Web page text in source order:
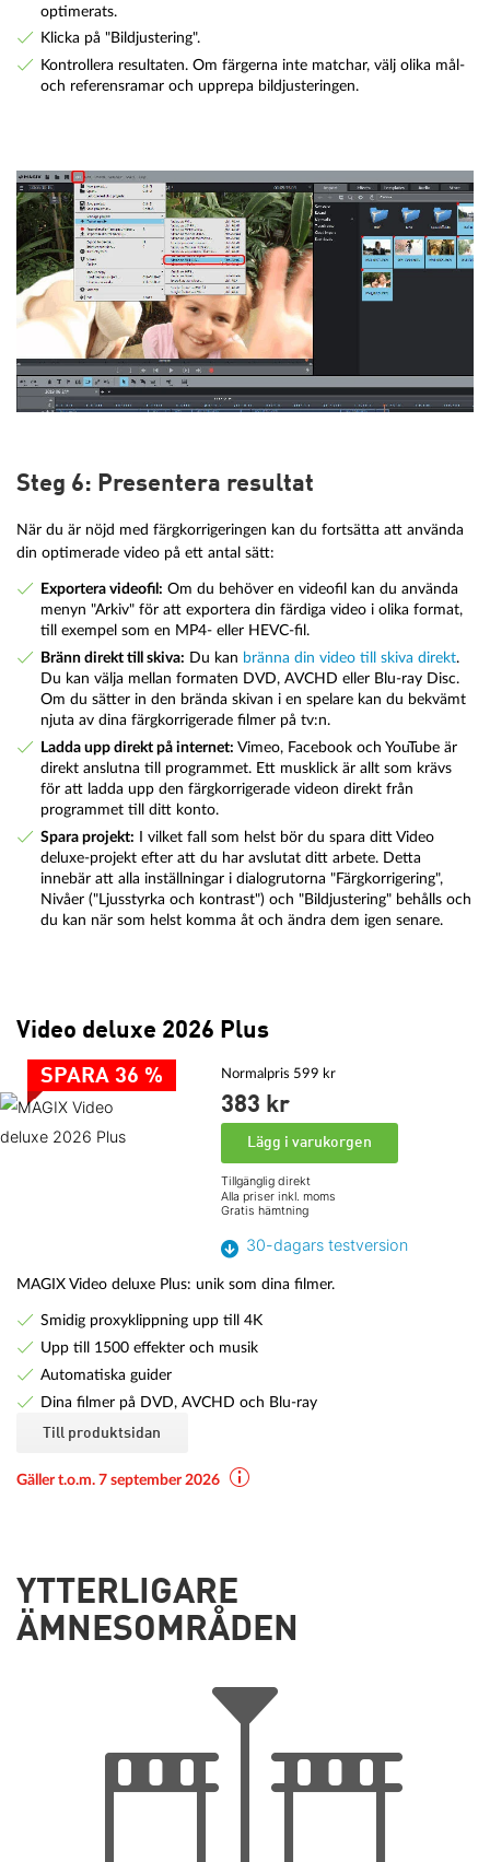
optimerats.
Klicka på "Bildjustering".
Kontrollera resultaten. Om färgerna inte matchar, välj olika mål-
och referensramar och upprepa bildjusteringen.
Steg 6: Presentera resultat
När du är nöjd med färgkorrigeringen kan du fortsätta att använda
din optimerade video på ett antal sätt:
Exportera videofil: Om du behöver en videofil kan du använda
menyn "Arkiv" för att exportera din färdiga video i olika format,
till exempel som en MP4- eller HEVC-fil.
Bränn direkt till skiva: Du kan bränna din video till skiva direkt.
Du kan välja mellan formaten DVD, AVCHD eller Blu-ray Disc.
Om du sätter in den brända skivan i en spelare kan du bekvämt
njuta av dina färgkorrigerade filmer på tv:n.
Ladda upp direkt på internet: Vimeo, Facebook och YouTube är
direkt anslutna till programmet. Ett musklick är allt som krävs
för att ladda upp den färgkorrigerade videon direkt från
programmet till ditt konto.
Spara projekt: I vilket fall som helst bör du spara ditt Video
deluxe-projekt efter att du har avslutat ditt arbete. Detta
innebär att alla inställningar i dialogrutorna "Färgkorrigering",
Nivåer ("Ljusstyrka och kontrast") och "Bildjustering" behålls och
du kan när som helst komma åt och ändra dem igen senare.
Video deluxe 2026 Plus
SPARA 36 % Normalpris 599 kr
383 kr
Lägg i varukorgen
Tillgänglig direkt
Alla priser inkl. moms
Gratis hämtning
30-dagars testversion
MAGIX Video deluxe Plus: unik som dina filmer.
Smidig proxyklippning upp till 4K
Upp till 1500 effekter och musik
Automatiska guider
Dina filmer på DVD, AVCHD och Blu-ray
Till produktsidan
Gäller t.o.m. 7 september 2026
YTTERLIGARE
ÄMNESOMRÅDEN